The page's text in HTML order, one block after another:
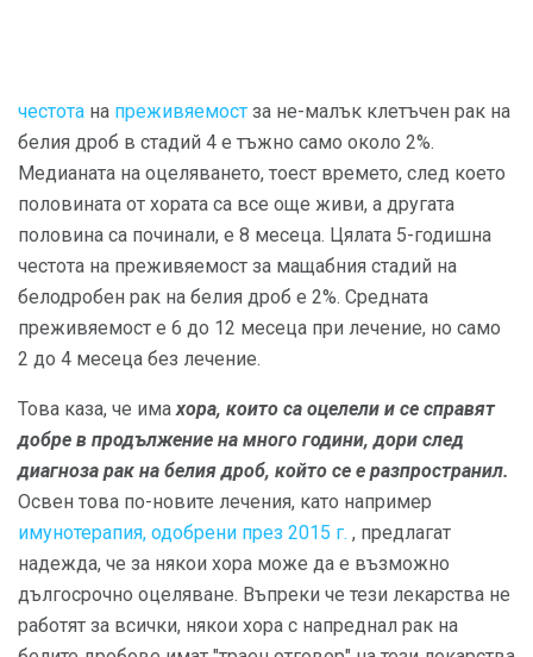
честота на преживяемост за не-малък клетъчен рак на
белия дроб в стадий 4 е тъжно само около 2%.
Медианата на оцеляването, тоест времето, след което
половината от хората са все още живи, а другата
половина са починали, е 8 месеца. Цялата 5-годишна
честота на преживяемост за мащабния стадий на
белодробен рак на белия дроб е 2%. Средната
преживяемост е 6 до 12 месеца при лечение, но само
2 до 4 месеца без лечение.
Това каза, че имахора, които са оцелели и се справят
добре в продължение на много години, дори след
диагноза рак на белия дроб, който се е разпространил.
Освен това по-новите лечения, като например
имунотерапия, одобрени през 2015 г. , предлагат
надежда, че за някои хора може да е възможно
дългосрочно оцеляване. Въпреки че тези лекарства не
работят за всички, някои хора с напреднал рак на